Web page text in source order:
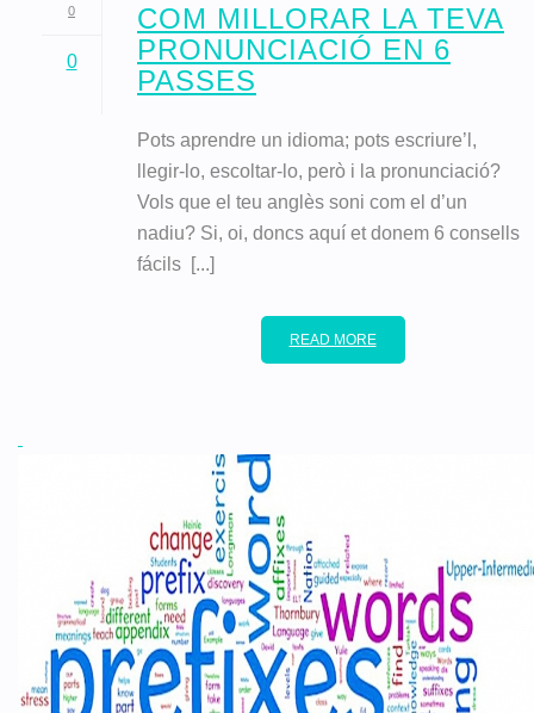
0
0
COM MILLORAR LA TEVA
PRONUNCIACIÓ EN 6
PASSES
Pots aprendre un idioma; pots escriure’l,
llegir-lo, escoltar-lo, però i la pronunciació?
Vols que el teu anglès soni com el d’un
nadiu? Si, oi, doncs aquí et donem 6 consells
fácils [...]
READ MORE